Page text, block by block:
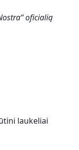
oficialią
laukeliai